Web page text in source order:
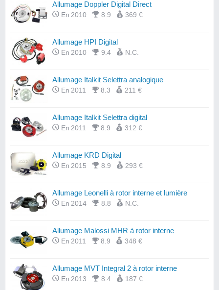
Allumage Doppler Digital Direct
En 2010 8.9 369 €
Allumage HPI Digital
En 2010 9.4 N.C.
Allumage Italkit Selettra analogique
En 2011 8.3 211 €
Allumage Italkit Selettra digital
En 2011 8.9 312 €
Allumage KRD Digital
En 2015 8.9 293 €
Allumage Leonelli à rotor interne et lumière
En 2014 8.8 N.C.
Allumage Malossi MHR à rotor interne
En 2011 8.9 348 €
Allumage MVT Integral 2 à rotor interne
En 2013 8.4 187 €